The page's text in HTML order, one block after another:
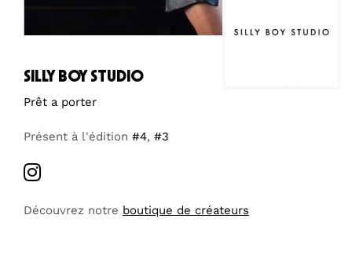
silly boy studio
Prêt a porter
Présent à l'édition #4, #3
Découvrez notre boutique de créateurs